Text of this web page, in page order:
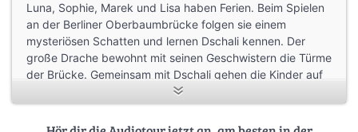
Luna, Sophie, Marek und Lisa haben Ferien. Beim Spielen
an der Berliner Oberbaumbrücke folgen sie einem
mysteriösen Schatten und lernen Dschali kennen. Der
große Drache bewohnt mit seinen Geschwistern die Türme
der Brücke. Gemeinsam mit Dschali gehen die Kinder auf
eine Zeitreise und erkunden die Geschichte der
Oberbaumbrücke. Sie begegnen einem Herold, dem
Boten des Königs, besichtigen eine beheizte